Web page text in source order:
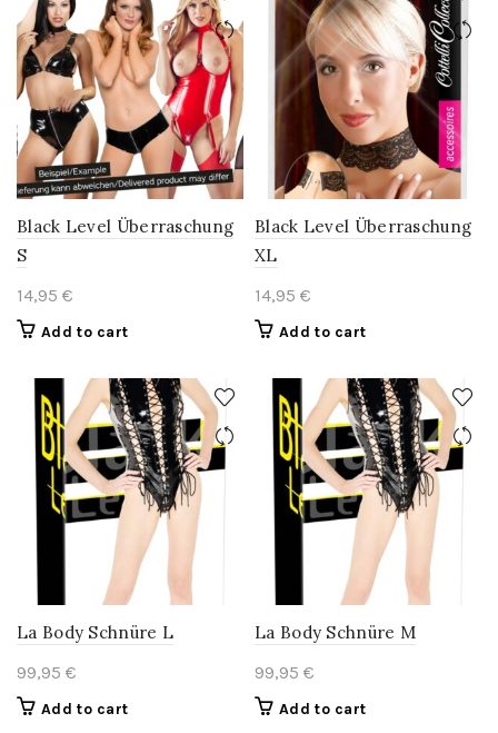
Black Level Überraschung
S
14,95 €
Add to cart
Black Level Überraschung
XL
14,95 €
Add to cart
La Body Schnüre L
99,95 €
Add to cart
La Body Schnüre M
99,95 €
Add to cart